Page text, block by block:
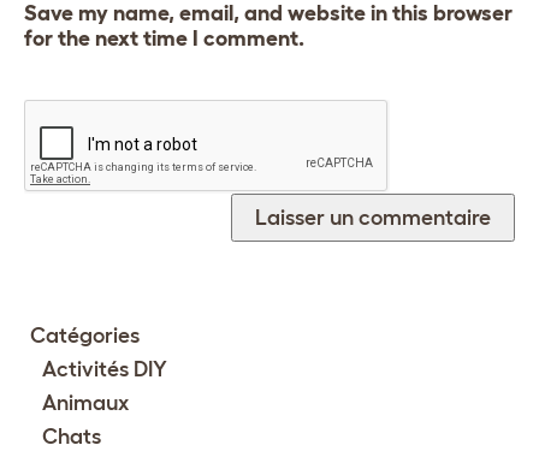
Save my name, email, and website in this browser
for the next time I comment.
Catégories
Activités DIY
Animaux
Chats